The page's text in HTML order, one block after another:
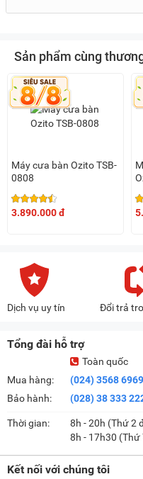
Sản phẩm cùng
Máy cưa bàn Ozito TSB-
0808
3.890.000 đ
Dịch vụ uy tín Đổi trả
Tổng đài hỗ trợ
Mua hàng:
Bảo hành:
Toàn quốc
(024) 3568 6969
(028) 38 333
Thời gian:
8h - 20h (Thứ 2
8h - 17h30 (Thứ
Kết nối với chúng tôi